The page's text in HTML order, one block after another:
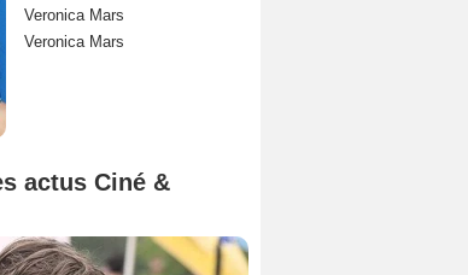
Veronica Mars
Veronica Mars
actus Ciné &